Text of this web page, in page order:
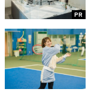
PR